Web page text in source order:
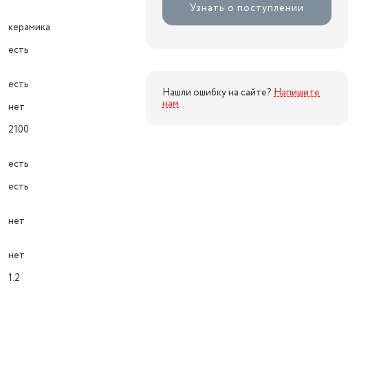
керамика
есть
есть
нет
2100
есть
есть
нет
нет
1.2
Узнать о поступлении
Нашли ошибку на сайте? Напишите
нам.